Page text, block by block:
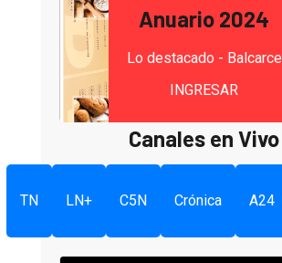
Anuario 2024
Lo destacado - Balcarce
INGRESAR
Canales en Vivo
TN LN+ C5N Crónica A24